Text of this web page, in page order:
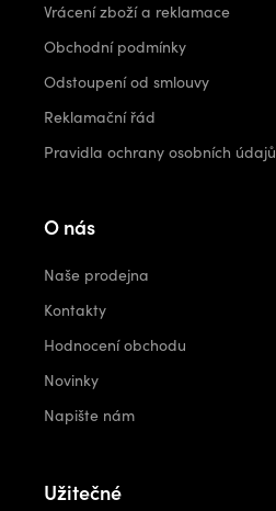
Vrácení zboží a reklamace
Obchodní podmínky
Odstoupení od smlouvy
Reklamační řád
Pravidla ochrany osobních údajů
O nás
Naše prodejna
Kontakty
Hodnocení obchodu
Novinky
Napište nám
Užitečné